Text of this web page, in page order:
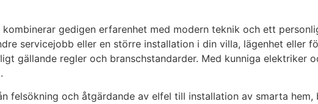
gedigen erfarenhet med modern teknik och ett
servicejobb eller en större installation i din villa, lägenhet eller
gällande regler och branschstandarder. Med kunniga elektriker
felsökning och åtgärdande av elfel till installation av smarta